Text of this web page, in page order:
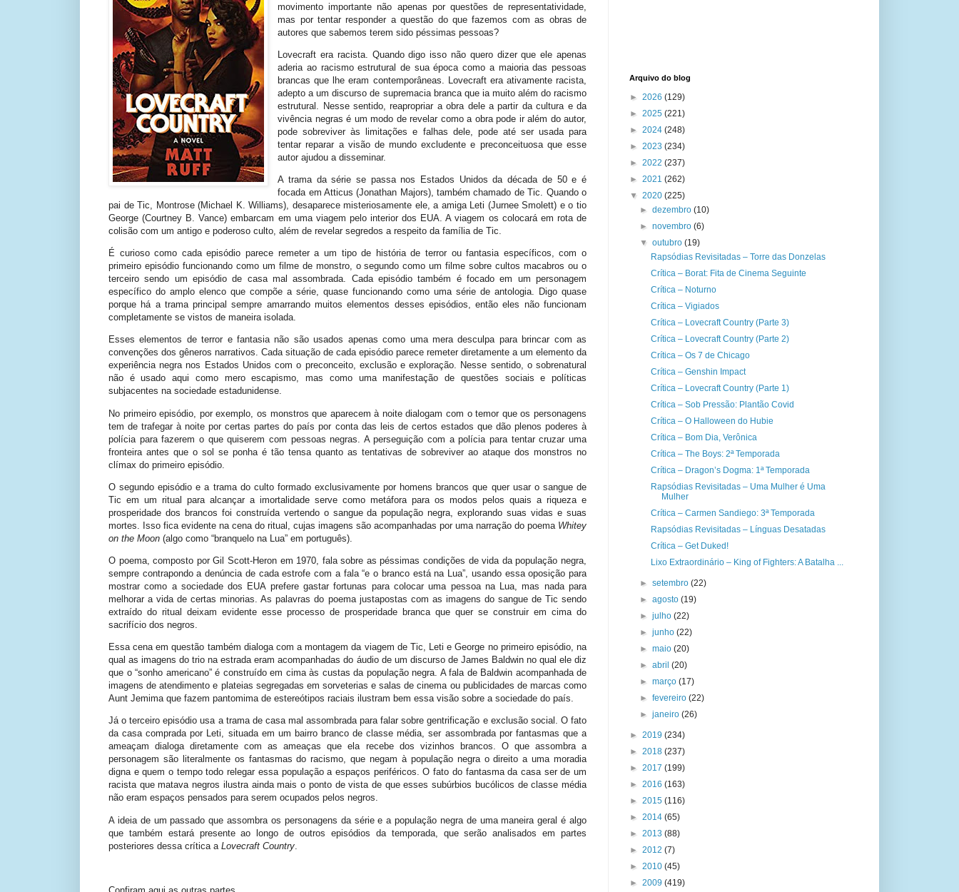
movimento importante não apenas por questões de representatividade,
mas por tentar responder a questão do que fazemos com as obras de
autores que sabemos terem sido péssimas pessoas?
Lovecraft era racista. Quando digo isso não quero dizer que ele apenas
aderia ao racismo estrutural de sua época como a maioria das pessoas
brancas que lhe eram contemporâneas. Lovecraft era ativamente racista,
adepto a um discurso de supremacia branca que ia muito além do racismo
estrutural. Nesse sentido, reapropriar a obra dele a partir da cultura e da
vivência negras é um modo de revelar como a obra pode ir além do autor,
pode sobreviver às limitações e falhas dele, pode até ser usada para
tentar reparar a visão de mundo excludente e preconceituosa que esse
autor ajudou a disseminar.
A trama da série se passa nos Estados Unidos da década de 50 e é
focada em Atticus (Jonathan Majors), também chamado de Tic. Quando o
pai de Tic, Montrose (Michael K. Williams), desaparece misteriosamente ele, a amiga Leti (Jurnee Smolett) e o tio
George (Courtney B. Vance) embarcam em uma viagem pelo interior dos EUA. A viagem os colocará em rota de
colisão com um antigo e poderoso culto, além de revelar segredos a respeito da família de Tic.
É curioso como cada episódio parece remeter a um tipo de história de terror ou fantasia específicos, com o
primeiro episódio funcionando como um filme de monstro, o segundo como um filme sobre cultos macabros ou o
terceiro sendo um episódio de casa mal assombrada. Cada episódio também é focado em um personagem
específico do amplo elenco que compõe a série, quase funcionando como uma série de antologia. Digo quase
porque há a trama principal sempre amarrando muitos elementos desses episódios, então eles não funcionam
completamente se vistos de maneira isolada.
Esses elementos de terror e fantasia não são usados apenas como uma mera desculpa para brincar com as
convenções dos gêneros narrativos. Cada situação de cada episódio parece remeter diretamente a um elemento da
experiência negra nos Estados Unidos com o preconceito, exclusão e exploração. Nesse sentido, o sobrenatural
não é usado aqui como mero escapismo, mas como uma manifestação de questões sociais e políticas
subjacentes na sociedade estadunidense.
No primeiro episódio, por exemplo, os monstros que aparecem à noite dialogam com o temor que os personagens
tem de trafegar à noite por certas partes do país por conta das leis de certos estados que dão plenos poderes à
polícia para fazerem o que quiserem com pessoas negras. A perseguição com a polícia para tentar cruzar uma
fronteira antes que o sol se ponha é tão tensa quanto as tentativas de sobreviver ao ataque dos monstros no
clímax do primeiro episódio.
O segundo episódio e a trama do culto formado exclusivamente por homens brancos que quer usar o sangue de
Tic em um ritual para alcançar a imortalidade serve como metáfora para os modos pelos quais a riqueza e
prosperidade dos brancos foi construída vertendo o sangue da população negra, explorando suas vidas e suas
mortes. Isso fica evidente na cena do ritual, cujas imagens são acompanhadas por uma narração do poema Whitey
on the Moon (algo como “branquelo na Lua” em português).
O poema, composto por Gil Scott-Heron em 1970, fala sobre as péssimas condições de vida da população negra,
sempre contrapondo a denúncia de cada estrofe com a fala “e o branco está na Lua”, usando essa oposição para
mostrar como a sociedade dos EUA prefere gastar fortunas para colocar uma pessoa na Lua, mas nada para
melhorar a vida de certas minorias. As palavras do poema justapostas com as imagens do sangue de Tic sendo
extraído do ritual deixam evidente esse processo de prosperidade branca que quer se construir em cima do
sacrifício dos negros.
Essa cena em questão também dialoga com a montagem da viagem de Tic, Leti e George no primeiro episódio, na
qual as imagens do trio na estrada eram acompanhadas do áudio de um discurso de James Baldwin no qual ele diz
que o “sonho americano” é construído em cima às custas da população negra. A fala de Baldwin acompanhada de
imagens de atendimento e plateias segregadas em sorveterias e salas de cinema ou publicidades de marcas como
Aunt Jemima que fazem pantomima de estereótipos raciais ilustram bem essa visão sobre a sociedade do país.
Já o terceiro episódio usa a trama de casa mal assombrada para falar sobre gentrificação e exclusão social. O fato
da casa comprada por Leti, situada em um bairro branco de classe média, ser assombrada por fantasmas que a
ameaçam dialoga diretamente com as ameaças que ela recebe dos vizinhos brancos. O que assombra a
personagem são literalmente os fantasmas do racismo, que negam à população negra o direito a uma moradia
digna e quem o tempo todo relegar essa população a espaços periféricos. O fato do fantasma da casa ser de um
racista que matava negros ilustra ainda mais o ponto de vista de que esses subúrbios bucólicos de classe média
não eram espaços pensados para serem ocupados pelos negros.
A ideia de um passado que assombra os personagens da série e a população negra de uma maneira geral é algo
que também estará presente ao longo de outros episódios da temporada, que serão analisados em partes
posteriores dessa crítica a Lovecraft Country
Arquivo do blog
► 2026 (129)
► 2025 (221)
► 2024 (248)
► 2023 (234)
► 2022 (237)
► 2021 (262)
▼ 2020 (225)
►dezembro(10)
►novembro(6)
▼outubro(19)
Rapsódias Revisitadas – Torre das Donzelas
Crítica – Borat: Fita de Cinema Seguinte
Crítica – Noturno
Crítica – Vigiados
Crítica – Lovecraft Country (Parte 3)
Crítica – Lovecraft Country (Parte 2)
Crítica – Os 7 de Chicago
Crítica – Genshin Impact
Crítica – Lovecraft Country (Parte 1)
Crítica – Sob Pressão: Plantão Covid
Crítica – O Halloween do Hubie
Crítica – Bom Dia, Verônica
Crítica – The Boys: 2ª Temporada
Crítica – Dragon’s Dogma: 1ª Temporada
Rapsódias Revisitadas – Uma Mulher é Uma
Mulher
Crítica – Carmen Sandiego: 3ª Temporada
Rapsódias Revisitadas – Línguas Desatadas
Crítica – Get Duked!
Lixo Extraordinário – King of Fighters: A Batalha ...
►setembro(22)
►agosto(19)
►julho(22)
►junho(22)
►maio(20)
►abril(20)
►março(17)
►fevereiro(22)
►janeiro(26)
► 2019 (234)
► 2018 (237)
► 2017 (199)
► 2016 (163)
► 2015 (116)
► 2014 (65)
► 2013 (88)
► 2012 (7)
► 2010 (45)
► 2009 (419)